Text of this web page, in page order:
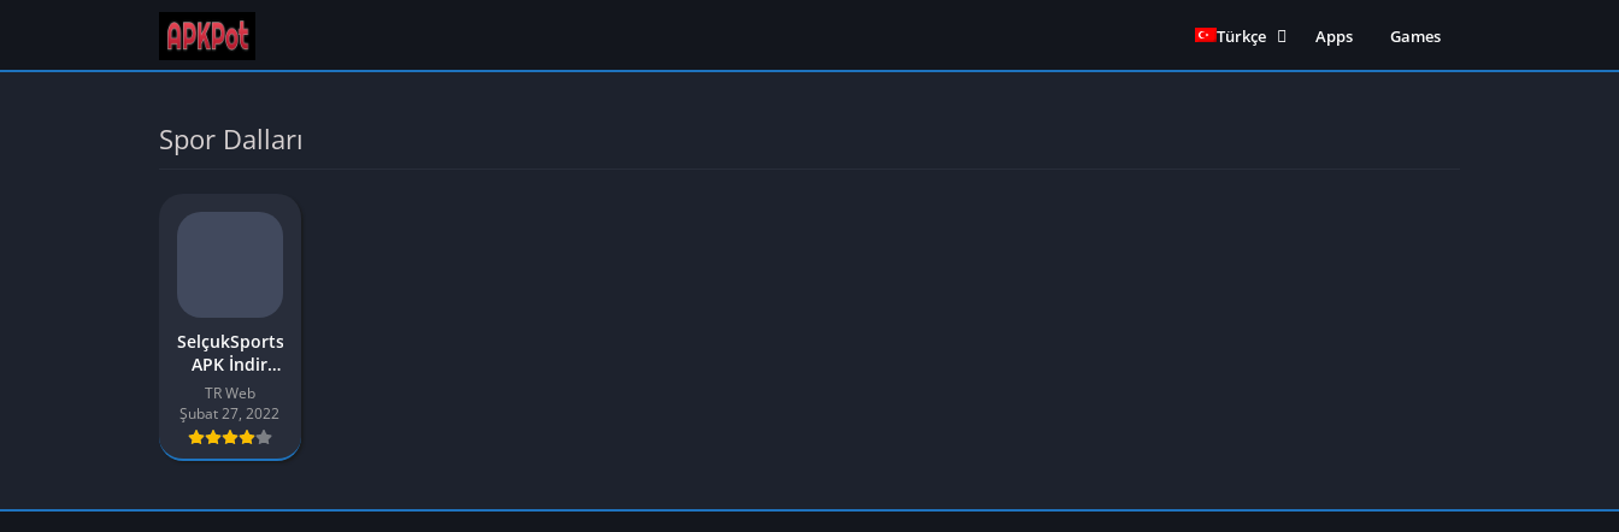
Türkçe
English(İngilizce)
Apps Games
Spor Dalları
SelçukSportsHD
APK İndir
v2.0.1 Son
Sürüm
[2023] –
SelçukSportsHD
TR Web
Şubat 27, 2022